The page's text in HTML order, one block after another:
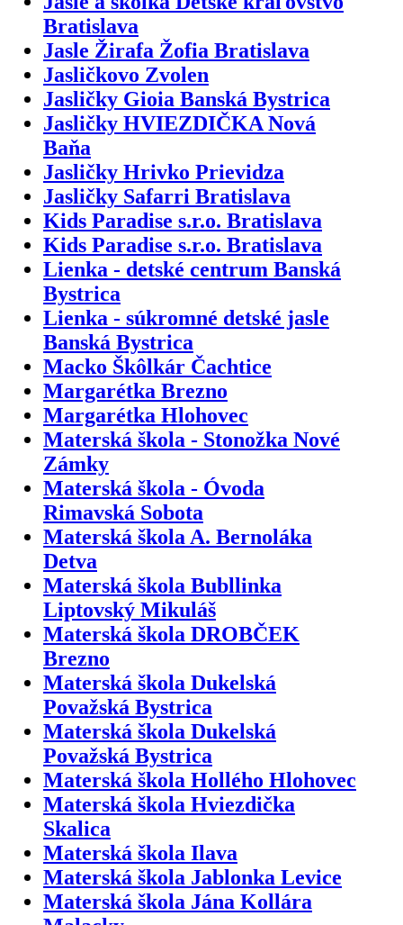
Bratislava
Jasle Žirafa Žofia Bratislava
Jasličkovo Zvolen
Jasličky Gioia Banská Bystrica
Jasličky HVIEZDIČKA Nová
Baňa
Jasličky Hrivko Prievidza
Jasličky Safarri Bratislava
Kids Paradise s.r.o. Bratislava
Kids Paradise s.r.o. Bratislava
Lienka - detské centrum Banská
Bystrica
Lienka - súkromné detské jasle
Banská Bystrica
Macko Škôlkár Čachtice
Margarétka Brezno
Margarétka Hlohovec
Materská škola - Stonožka Nové
Zámky
Materská škola - Óvoda
Rimavská Sobota
Materská škola A. Bernoláka
Detva
Materská škola Bubllinka
Liptovský Mikuláš
Materská škola DROBČEK
Brezno
Materská škola Dukelská
Považská Bystrica
Materská škola Dukelská
Považská Bystrica
Materská škola Hollého Hlohovec
Materská škola Hviezdička
Skalica
Materská škola Ilava
Materská škola Jablonka Levice
Materská škola Jána Kollára